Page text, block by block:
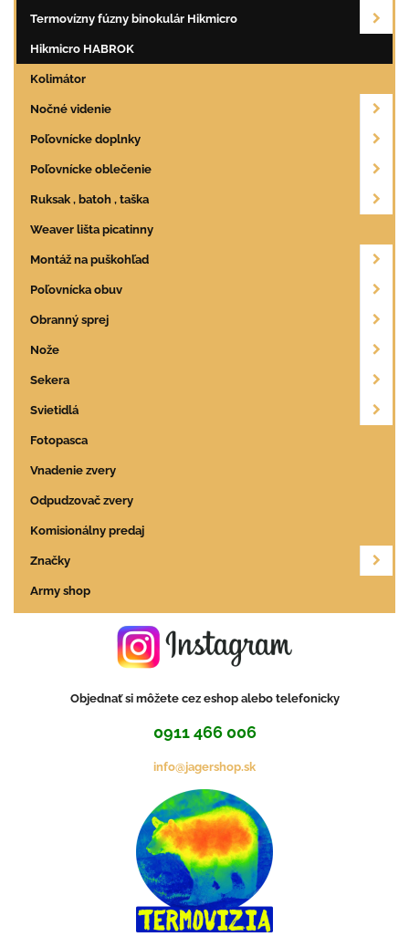
Termovízny fúzny binokulár Hikmicro
Hikmicro HABROK
Kolimátor
Nočné videnie
Poľovnícke doplnky
Poľovnícke oblečenie
Ruksak , batoh , taška
Weaver lišta picatinny
Montáž na puškohľad
Poľovnícka obuv
Obranný sprej
Nože
Sekera
Svietidlá
Fotopasca
Vnadenie zvery
Odpudzovač zvery
Komisionálny predaj
Značky
Army shop
Objednať si môžete cez eshop alebo telefonicky
0911 466 006
info@jagershop.sk